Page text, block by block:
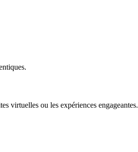
virtuelles ou les expériences engageantes.